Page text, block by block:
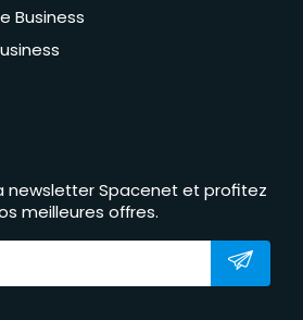
Business
newsletter Spacenet et profitez
meilleures offres.